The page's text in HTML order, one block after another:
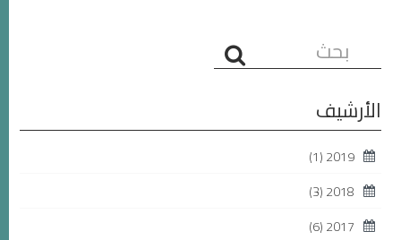
البحث...
الأرشيف
2019
(1)
2018
(3)
2017
(6)